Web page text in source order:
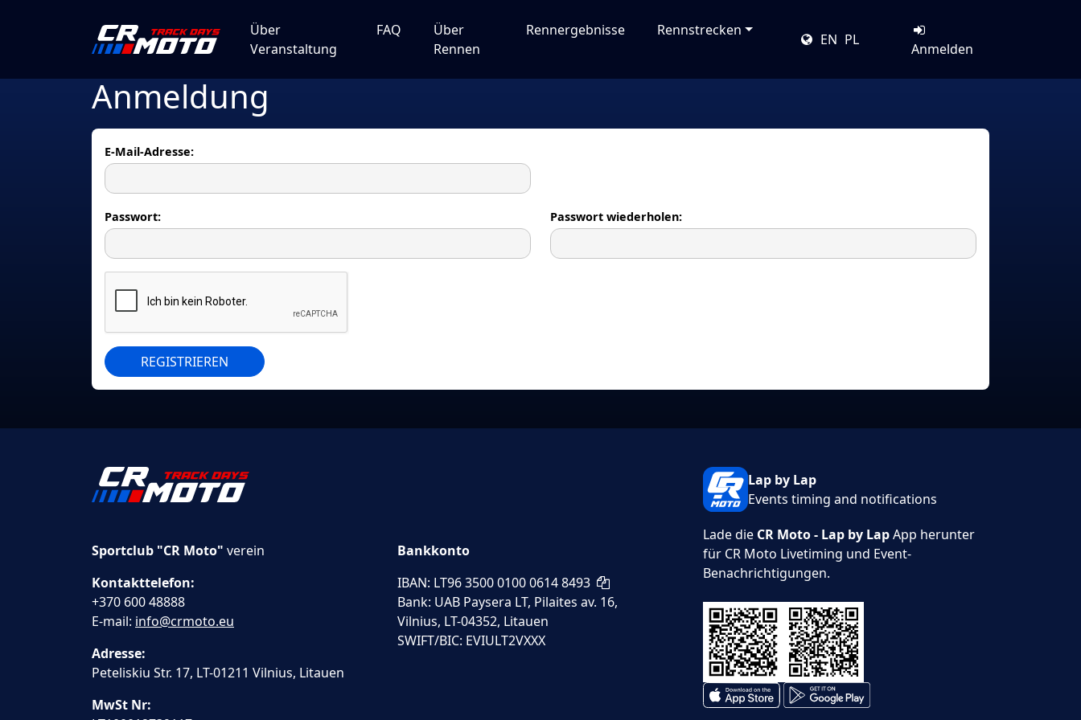
Über
Veranstaltung
FAQ
Über
Rennen
Rennergebnisse Rennstrecken
EN PL
Anmelden
Anmeldung
E-Mail-Adresse:
Passwort: Passwort wiederholen:
REGISTRIEREN
Sportclub "CR Moto" verein
Kontakttelefon:
+370 600 48888
E-mail: info@crmoto.eu
Adresse:
Peteliskiu Str. 17, LT-01211 Vilnius, Litauen
MwSt Nr:
Bankkonto
IBAN: LT96 3500 0100 0614 8493
Bank: UAB Paysera LT, Pilaites av. 16,
Vilnius, LT-04352, Litauen
SWIFT/BIC: EVIULT2VXXX
Lap by Lap
Events timing and notifications
Lade die CR Moto - Lap by LapApp herunter
für CR Moto Livetiming und Event-
Benachrichtigungen.